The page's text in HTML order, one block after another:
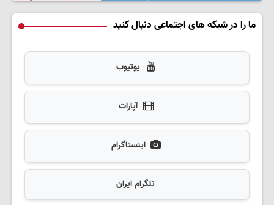
ما را در شبکه های اجتماعی دنبال کنید
یوتیوب
آپارات
اینستاگرام
تلگرام ایران